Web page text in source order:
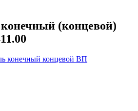
(концевой)
конечный концевой ВП